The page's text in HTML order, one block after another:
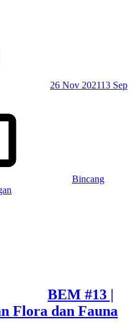
26 Nov 202113 Sep
Bincang
BEM #13 |
Flora dan Fauna